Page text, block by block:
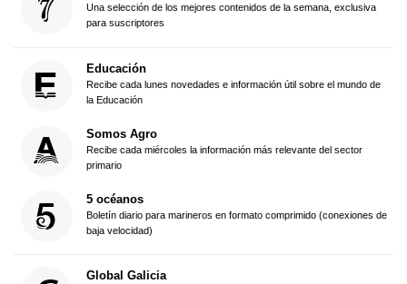
Una selección de los mejores contenidos de la semana, exclusiva
para suscriptores
Educación
Recibe cada lunes novedades e información útil sobre el mundo de
la Educación
Somos Agro
Recibe cada miércoles la información más relevante del sector
primario
5 océanos
Boletín diario para marineros en formato comprimido (conexiones de
baja velocidad)
Global Galicia